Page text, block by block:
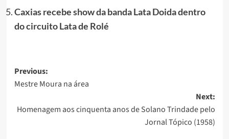
Caxias recebe show da banda Lata Doida dentro
do circuito Lata de Rolé
Post
navigation
Previous:
Mestre Moura na área
Next:
Homenagem aos cinquenta anos de Solano Trindade pelo
Jornal Tópico (1958)